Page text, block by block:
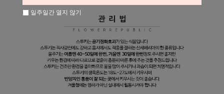
일주일간 열지 않기